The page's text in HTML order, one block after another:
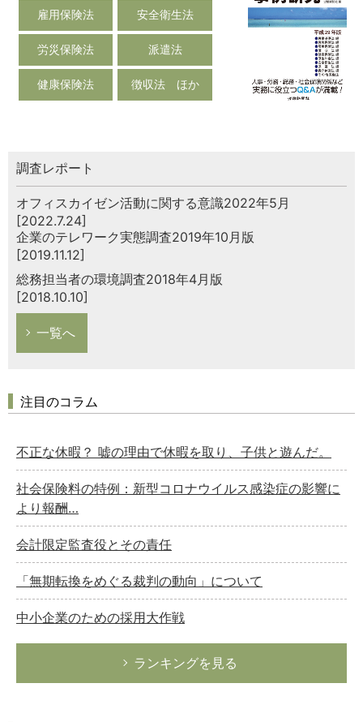
雇用保険法 安全衛生法
労災保険法 派遣法
健康保険法 徴収法 ほか
調査レポート
オフィスカイゼン活動に関する意識2022年5月
[2022.7.24]
企業のテレワーク実態調査2019年10月版
[2019.11.12]
総務担当者の環境調査2018年4月版
[2018.10.10]
一覧へ
注目のコラム
不正な休暇？ 嘘の理由で休暇を取り、子供と遊んだ。
社会保険料の特例：新型コロナウイルス感染症の影響に
より報酬…
会計限定監査役とその責任
「無期転換をめぐる裁判の動向」について
中小企業のための採用大作戦
ランキングを見る